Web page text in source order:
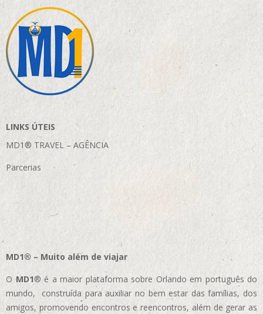
LINKS ÚTEIS
MD1® TRAVEL – AGÊNCIA
Parcerias
MD1® – Muito além de viajar
O MD1® é a maior plataforma sobre Orlando em português do
mundo, construída para auxiliar no bem estar das famílias, dos
amigos, promovendo encontros e reencontros, além de gerar as